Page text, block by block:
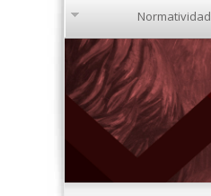
Normatividad